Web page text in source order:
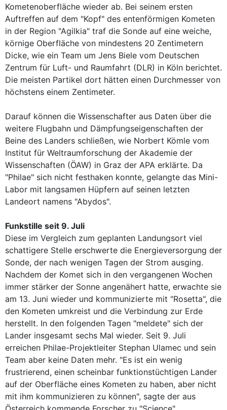
Kometenoberfläche wieder ab. Bei seinem ersten
Auftreffen auf dem "Kopf" des entenförmigen Kometen
in der Region "Agilkia" traf die Sonde auf eine weiche,
körnige Oberfläche von mindestens 20 Zentimetern
Dicke, wie ein Team um Jens Biele vom Deutschen
Zentrum für Luft- und Raumfahrt (DLR) in Köln berichtet.
Die meisten Partikel dort hätten einen Durchmesser von
höchstens einem Zentimeter.
Darauf können die Wissenschafter aus Daten über die
weitere Flugbahn und Dämpfungseigenschaften der
Beine des Landers schließen, wie Norbert Kömle vom
Institut für Weltraumforschung der Akademie der
Wissenschaften (ÖAW) in Graz der APA erklärte. Da
"Philae" sich nicht festhaken konnte, gelangte das Mini-
Labor mit langsamen Hüpfern auf seinen letzten
Landeort namens "Abydos".
Funkstille seit 9. Juli
Diese im Vergleich zum geplanten Landungsort viel
schattigere Stelle erschwerte die Energieversorgung der
Sonde, der nach wenigen Tagen der Strom ausging.
Nachdem der Komet sich in den vergangenen Wochen
immer stärker der Sonne angenähert hatte, erwachte sie
am 13. Juni wieder und kommunizierte mit "Rosetta", die
den Kometen umkreist und die Verbindung zur Erde
herstellt. In den folgenden Tagen "meldete" sich der
Lander insgesamt sechs Mal wieder. Seit 9. Juli
erreichen Philae-Projektleiter Stephan Ulamec und sein
Team aber keine Daten mehr. "Es ist ein wenig
frustrierend, einen scheinbar funktionstüchtigen Lander
auf der Oberfläche eines Kometen zu haben, aber nicht
mit ihm kommunizieren zu können", sagte der aus